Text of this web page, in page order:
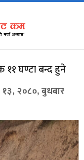
घण्टा बन्द हुने
२०८०, बुधबार